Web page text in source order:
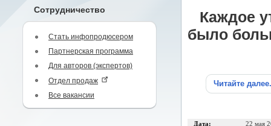
Сотрудничество
Стать инфопродюсером
Партнерская программа
Для авторов (экспертов)
Отдел продаж
Все вакансии
Каждое
было
Читайте
Дата: 22 мая